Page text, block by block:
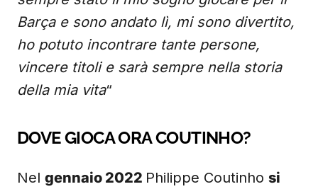
Barça e sono andato lì, mi sono divertito,
ho potuto incontrare tante persone,
vincere titoli e sarà sempre nella storia
della mia vita“
DOVE GIOCA ORA COUTINHO?
Nel gennaio 2022 Philippe Coutinho si